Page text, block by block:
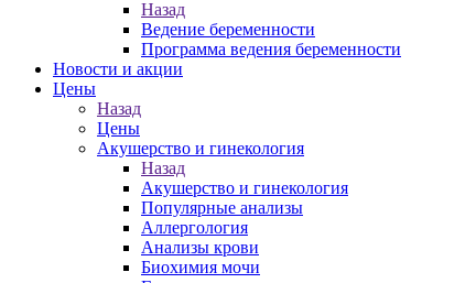
Назад
Ведение беременности
Программа ведения беременности
Новости и акции
Цены
Назад
Цены
Акушерство и гинекология
Назад
Акушерство и гинекология
Популярные анализы
Аллергология
Анализы крови
Биохимия мочи